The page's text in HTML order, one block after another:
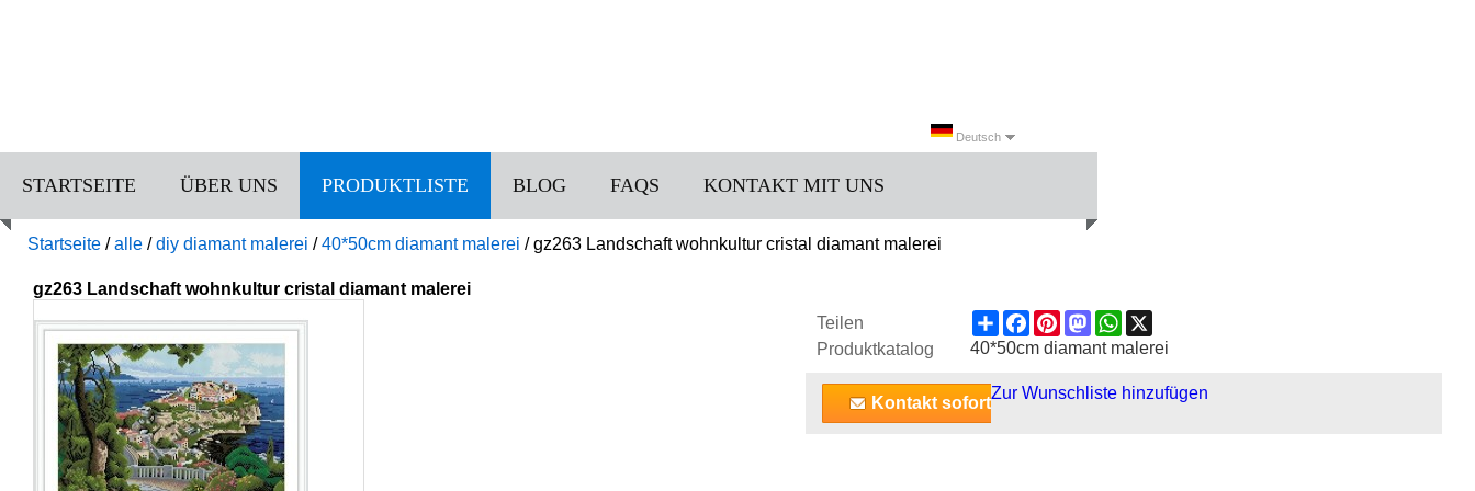
Deutsch
STARTSEITE ÜBER UNS PRODUKTLISTE BLOG FAQS KONTAKT MIT UNS
Startseite /alle /diy diamant malerei /40*50cm diamant malerei /gz263 Landschaft wohnkultur cristal diamant malerei
gz263 Landschaft wohnkultur cristal diamant malerei
Teilen
ShareFacebook
PinterestMastodonWhatsApp
Produktkatalog
40*50cm diamant malerei
Kontakt sofort
Zur Wunschliste hinzufügen